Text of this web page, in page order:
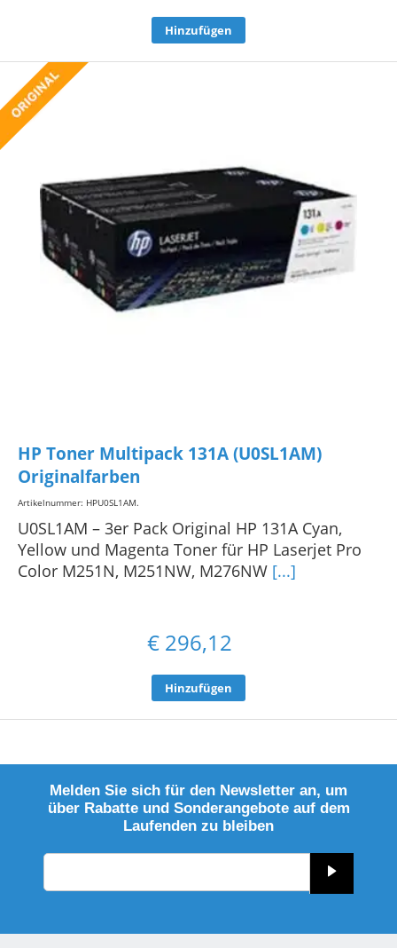
Hinzufügen
HP Toner Multipack 131A (U0SL1AM)
Originalfarben
Artikelnummer: HPU0SL1AM.
U0SL1AM – 3er Pack Original HP 131A Cyan,
Yellow und Magenta Toner für HP Laserjet Pro
Color M251N, M251NW, M276NW [...]
€ 296,12
Hinzufügen
Melden Sie sich für den Newsletter an, um
über Rabatte und Sonderangebote auf dem
Laufenden zu bleiben